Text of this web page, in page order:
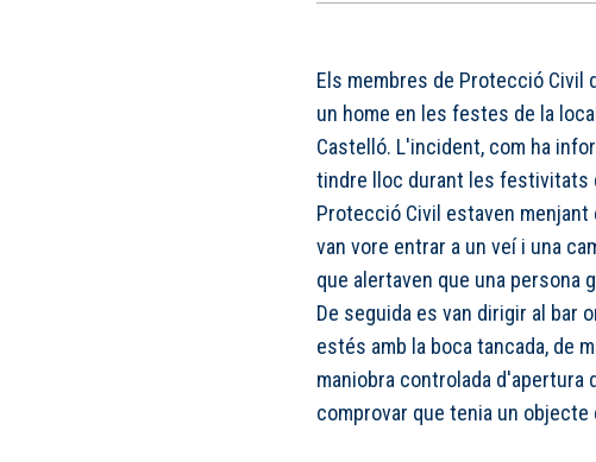
Els membres de Protecció Civil
un home en les festes de la
Castelló. L'incident, com ha
tindre lloc durant les festivitats
Protecció Civil estaven menjant
van vore entrar a un veí i una
que alertaven que una persona
De seguida es van dirigir al bar
estés amb la boca tancada, de
maniobra controlada d'apertura
comprovar que tenia un